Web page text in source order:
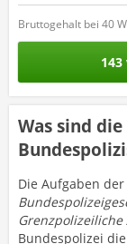
Bruttogehalt bei 40
Was sind
Die Aufgaben
Grenzpolizeiliche
Bundespolizei